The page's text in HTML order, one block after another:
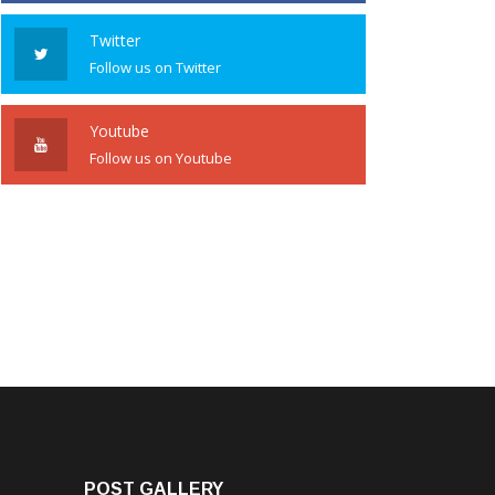
Twitter
Follow us on Twitter
Youtube
Follow us on Youtube
POST GALLERY